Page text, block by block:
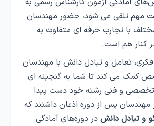
مهم تلقی می شود، حضور مهندسان
با تجارب حرفه ای متفاوت به
کنار هم است.
تعامل و تبادل دانش با مهندسان
کمک می کند تا شما به گنجینه ای
و فنی رشته خود دست پیدا
مهندسان پس از دوره اذعان داشتند که
و تبادل دانش در دوره‌های آمادگی